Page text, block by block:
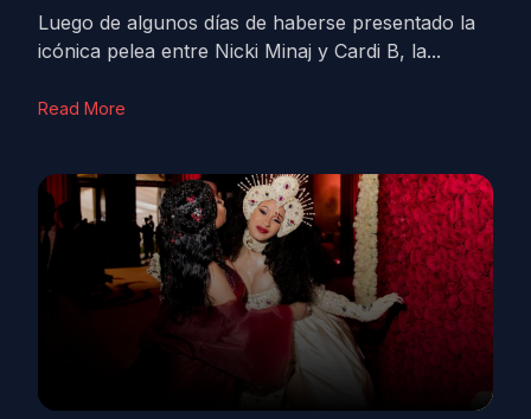
Luego de algunos días de haberse presentado la
icónica pelea entre Nicki Minaj y Cardi B, la...
Read More